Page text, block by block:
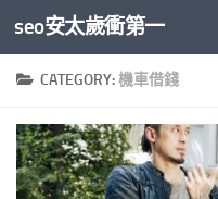
Skip to content
seo安太歲衝第一
CATEGORY:機車借錢